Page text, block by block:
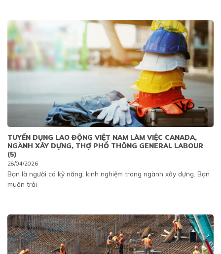
TUYỂN DỤNG LAO ĐỘNG VIỆT NAM LÀM VIỆC CANADA,
NGÀNH XÂY DỰNG, THỢ PHỔ THÔNG GENERAL LABOUR
(5)
28/04/2026
Bạn là người có kỹ năng, kinh nghiệm trong ngành xây dựng. Bạn
muốn trải